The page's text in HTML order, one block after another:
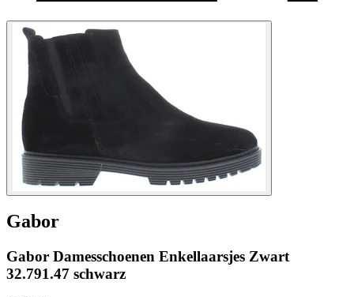
Gabor
Gabor Damesschoenen Enkellaarsjes Zwart
32.791.47 schwarz